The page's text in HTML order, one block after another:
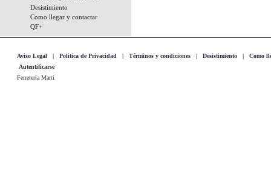
Desistimiento
Como llegar y contactar
QF+
Aviso Legal | Politica de Privacidad | Términos y condiciones | Desistimiento | Como
Autentificarse
Ferreteria Marti